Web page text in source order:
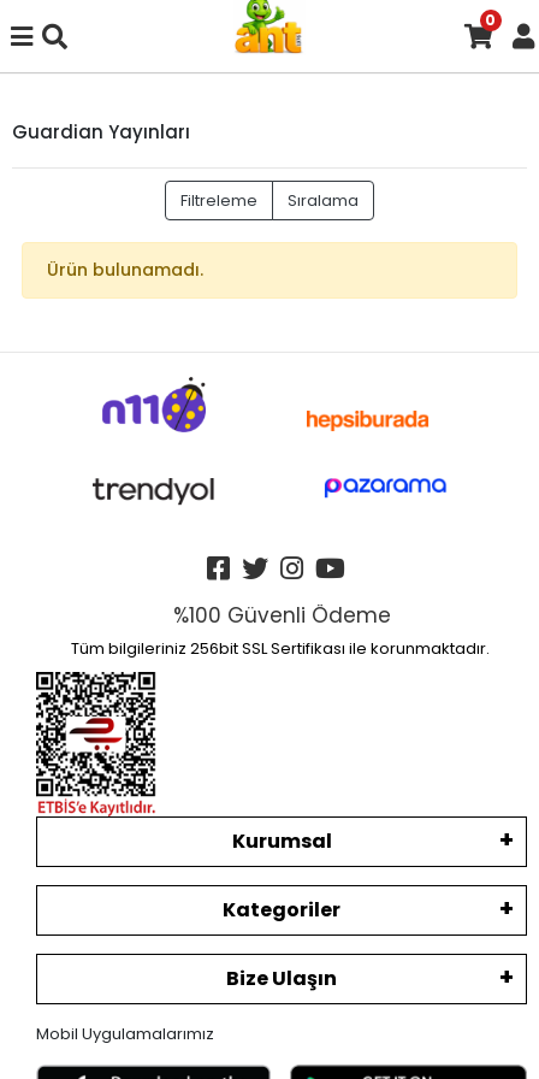
0
Guardian Yayınları
Filtreleme Sıralama
Ürün bulunamadı.
%100 Güvenli Ödeme
Tüm bilgileriniz 256bit SSL Sertifikası ile korunmaktadır.
Kurumsal
Kategoriler
Bize Ulaşın
Mobil Uygulamalarımız